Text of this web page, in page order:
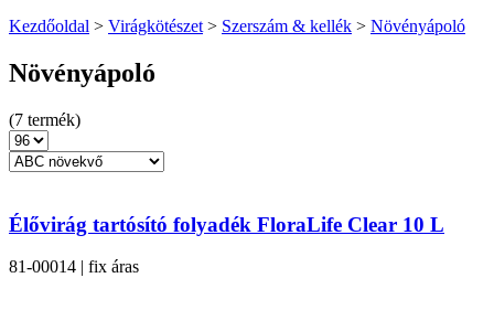
Kezdőoldal > Virágkötészet > Szerszám & kellék > Növényápoló
Növényápoló
(7 termék)
Élővirág tartósító folyadék FloraLife Clear 10 L
81-00014 | fix áras